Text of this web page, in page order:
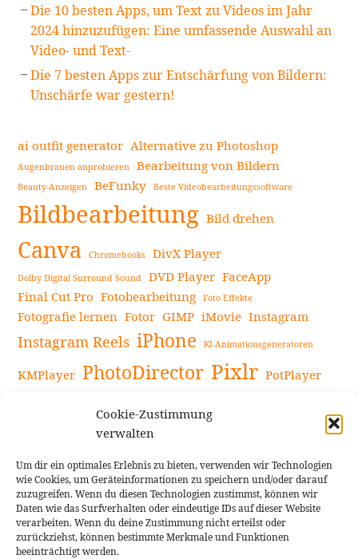
Cookie-Zustimmung
verwalten
Um dir ein optimales Erlebnis zu bieten, verwenden wir Technologien
wie Cookies, um Geräteinformationen zu speichern und/oder darauf
zuzugreifen. Wenn du diesen Technologien zustimmst, können wir
Daten wie das Surfverhalten oder eindeutige IDs auf dieser Website
verarbeiten. Wenn du deine Zustimmung nicht erteilst oder
zurückziehst, können bestimmte Merkmale und Funktionen
beeinträchtigt werden.
Die 10 besten Apps, um Text zu Videos im Jahr
2024 hinzuzufügen: Eine umfassende Auswahl an
Video- und Text-
Die 7 besten Apps zur Entschärfung von Bildern:
Unschärfe war gestern!
ai outfit generator Alternative zu Photoshop
Augenbrauen anprobieren Bearbeitung von Bildern
Beauty-Anzeigen BeFunky Beste Videobearbeitungssoftware
Bildbearbeitung Bild drehen
Canva Chromebooks DivX Player
Dolby Digital Surround Sound DVD Player FaceApp
Final Cut Pro Fotobearbeitung Foto Effekte
Fotografie lernen Fotor GIMP iMovie Instagram
Instagram Reels iPhone KI-Animationsgeneratoren
KMPlayer PhotoDirector Pixlr PotPlayer
Snapseed
Videoaufnahmen Tipps Videobearbeitung
Videoeffekte Vlogit YouTube-Kanal YouTube-Videos